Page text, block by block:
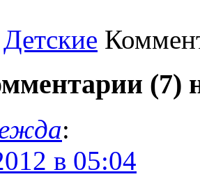
Детские
(7)
:
в 05:04